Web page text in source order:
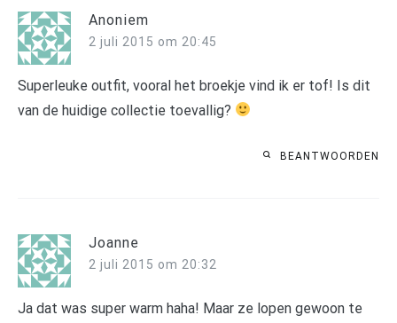
Anoniem
2 juli 2015 om 20:45
Superleuke outfit, vooral het broekje vind ik er tof! Is dit
van de huidige collectie toevallig?
BEANTWOORDEN
Joanne
2 juli 2015 om 20:32
Ja dat was super warm haha! Maar ze lopen gewoon te